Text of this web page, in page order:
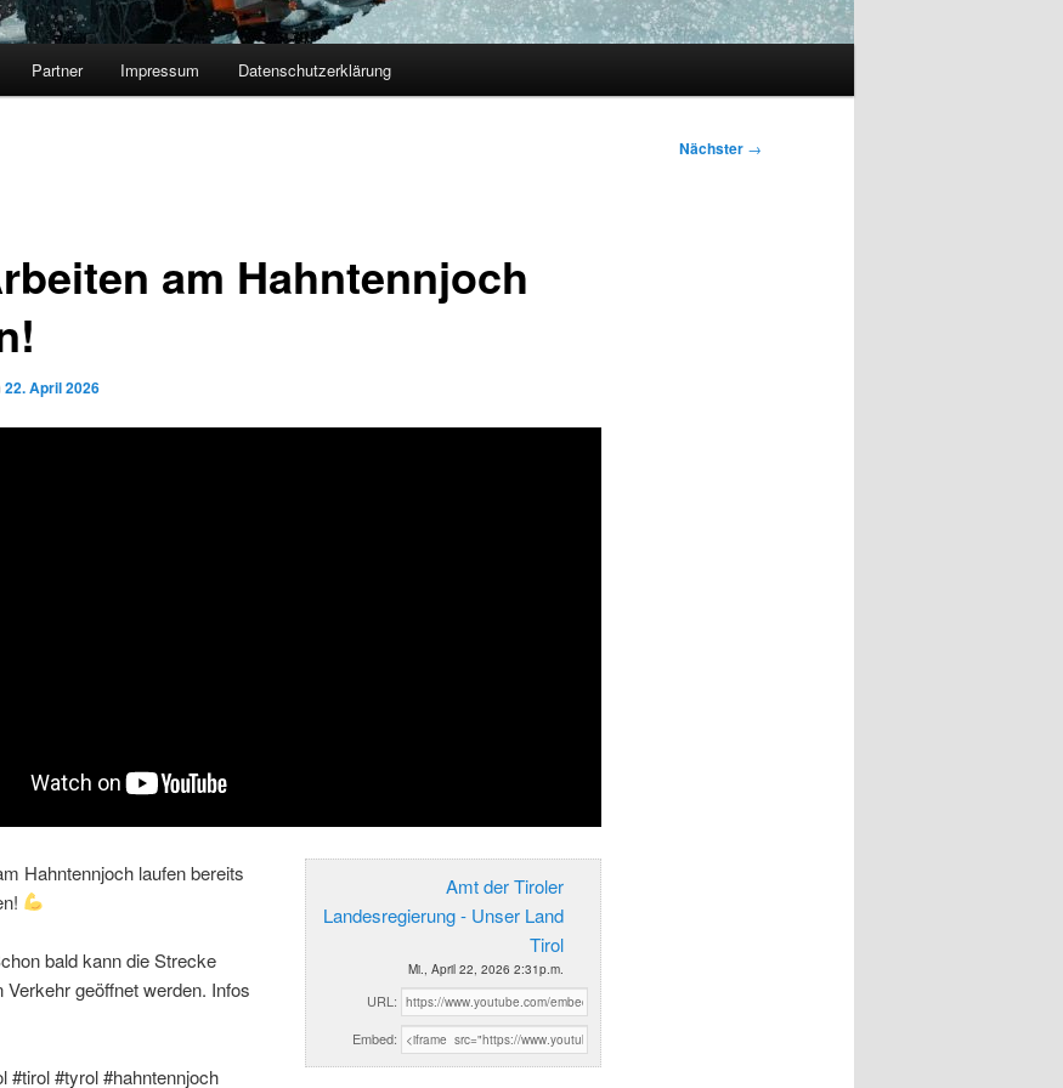
Partner Impressum Datenschutzerklärung
Nächster →
am Hahntennjoch
22. April 2026
Amt der Tiroler
Landesregierung - Unser Land
Tirol
Mi., April 22, 2026 2:31p.m.
URL:
Embed:
Hahntennjoch laufen bereits
bald kann die Strecke
Verkehr geöffnet werden. Infos
#tirol #tyrol #hahntennjoch